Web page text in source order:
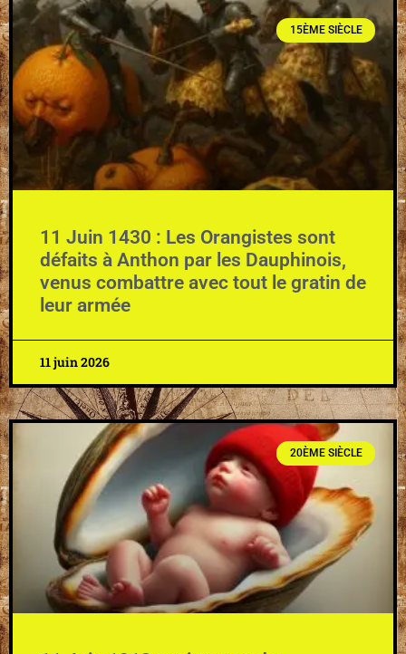
15ÈME SIÈCLE
11 Juin 1430 : Les Orangistes sont
défaits à Anthon par les Dauphinois,
venus combattre avec tout le gratin de
leur armée
11 juin 2026
20ÈME SIÈCLE